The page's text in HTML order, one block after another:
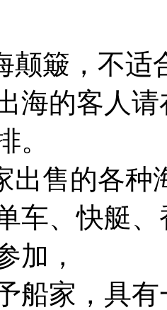
颠簸，不适
海的客人
。
出售的各种
车、快艇
加，
船家，具